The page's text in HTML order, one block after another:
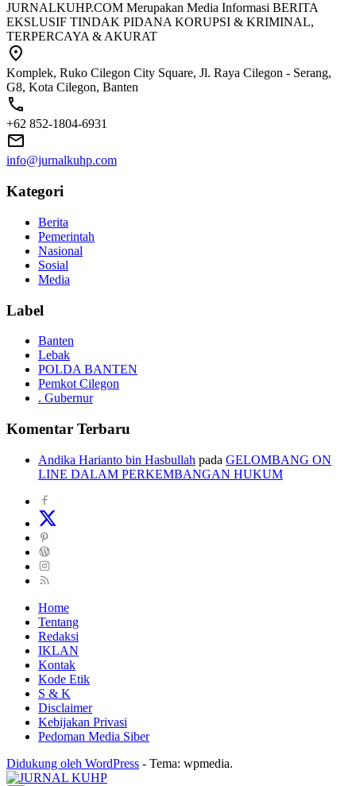
JURNALKUHP.COM Merupakan Media Informasi BERITA
EKSLUSIF TINDAK PIDANA KORUPSI & KRIMINAL,
TERPERCAYA & AKURAT
Komplek, Ruko Cilegon City Square, Jl. Raya Cilegon - Serang,
G8, Kota Cilegon, Banten
+62 852-1804-6931
info@jurnalkuhp.com
Kategori
Berita
Pemerintah
Nasional
Sosial
Media
Label
Banten
Lebak
POLDA BANTEN
Pemkot Cilegon
. Gubernur
Komentar Terbaru
Andika Harianto bin Hasbullah pada GELOMBANG ON
LINE DALAM PERKEMBANGAN HUKUM
Home
Tentang
Redaksi
IKLAN
Kontak
Kode Etik
S & K
Disclaimer
Kebijakan Privasi
Pedoman Media Siber
Didukung oleh WordPress - Tema: wpmedia.